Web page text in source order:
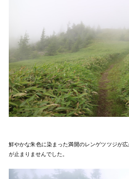
鮮やかな朱色に染まった満開のレンゲツツジが
が止まりませんでした。